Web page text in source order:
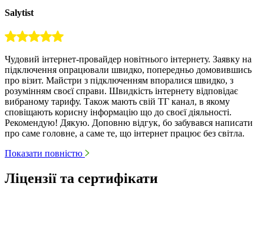
Salytist
Чудовий інтернет-провайдер новітнього інтернету. Заявку на
підключення опрацювали швидко, попередньо домовившись
про візит. Майстри з підключенням впоралися швидко, з
розумінням своєї справи. Швидкість інтернету відповідає
вибраному тарифу. Також мають свій ТГ канал, в якому
сповіщають корисну інформацію що до своєї діяльності.
Рекомендую! Дякую. Доповню відгук, бо забувався написати
про саме головне, а саме те, що інтернет працює без світла.
Показати повністю
Ліцензії та сертифікати